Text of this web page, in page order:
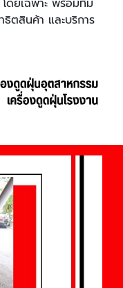
ดยเฉพาะ พร้อมทีม
ตสินค้า และบริการ